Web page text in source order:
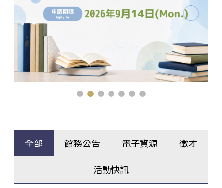
全部 館務公告 電子資源 徵才
活動快訊